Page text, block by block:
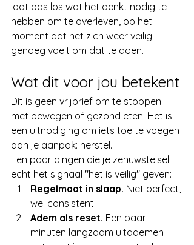
laat pas los wat het denkt nodig te
hebben om te overleven, op het
moment dat het zich weer veilig
genoeg voelt om dat te doen.
Wat dit voor jou betekent
Dit is geen vrijbrief om te stoppen
met bewegen of gezond eten. Het is
een uitnodiging om iets toe te voegen
aan je aanpak: herstel.
Een paar dingen die je zenuwstelsel
echt het signaal "het is veilig" geven:
Regelmaat in slaap. Niet perfect,
wel consistent.
Adem als reset. Een paar
minuten langzaam uitademen